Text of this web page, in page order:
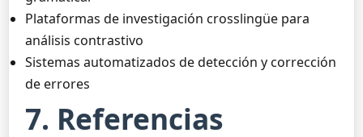
Plataformas de investigación crosslingüe para
análisis contrastivo
Sistemas automatizados de detección y corrección
de errores
7. Referencias